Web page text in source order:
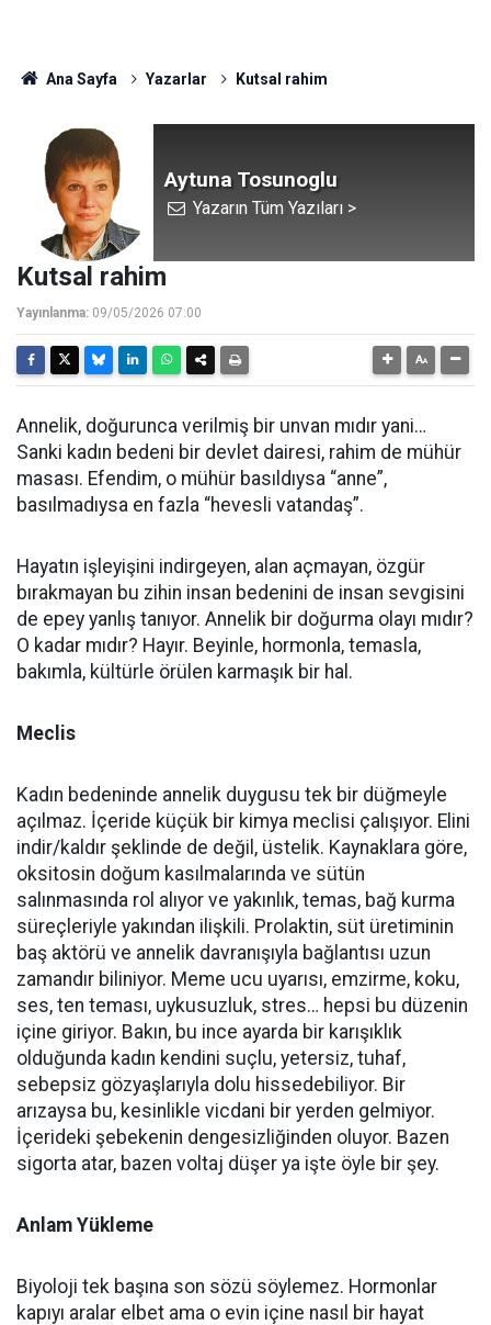
Ana Sayfa Yazarlar Kutsal rahim
Aytuna Tosunoglu
Yazarın Tüm Yazıları >
Kutsal rahim
Yayınlanma: 09/05/2026 07:00
Annelik, doğurunca verilmiş bir unvan mıdır yani…
Sanki kadın bedeni bir devlet dairesi, rahim de mühür
masası. Efendim, o mühür basıldıysa “anne”,
basılmadıysa en fazla “hevesli vatandaş”.
Hayatın işleyişini indirgeyen, alan açmayan, özgür
bırakmayan bu zihin insan bedenini de insan sevgisini
de epey yanlış tanıyor. Annelik bir doğurma olayı mıdır?
O kadar mıdır? Hayır. Beyinle, hormonla, temasla,
bakımla, kültürle örülen karmaşık bir hal.
Meclis
Kadın bedeninde annelik duygusu tek bir düğmeyle
açılmaz. İçeride küçük bir kimya meclisi çalışıyor. Elini
indir/kaldır şeklinde de değil, üstelik. Kaynaklara göre,
oksitosin doğum kasılmalarında ve sütün
salınmasında rol alıyor ve yakınlık, temas, bağ kurma
süreçleriyle yakından ilişkili. Prolaktin, süt üretiminin
baş aktörü ve annelik davranışıyla bağlantısı uzun
zamandır biliniyor. Meme ucu uyarısı, emzirme, koku,
ses, ten teması, uykusuzluk, stres… hepsi bu düzenin
içine giriyor. Bakın, bu ince ayarda bir karışıklık
olduğunda kadın kendini suçlu, yetersiz, tuhaf,
sebepsiz gözyaşlarıyla dolu hissedebiliyor. Bir
arızaysa bu, kesinlikle vicdani bir yerden gelmiyor.
İçerideki şebekenin dengesizliğinden oluyor. Bazen
sigorta atar, bazen voltaj düşer ya işte öyle bir şey.
Anlam Yükleme
Biyoloji tek başına son sözü söylemez. Hormonlar
kapıyı aralar elbet ama o evin içine nasıl bir hayat